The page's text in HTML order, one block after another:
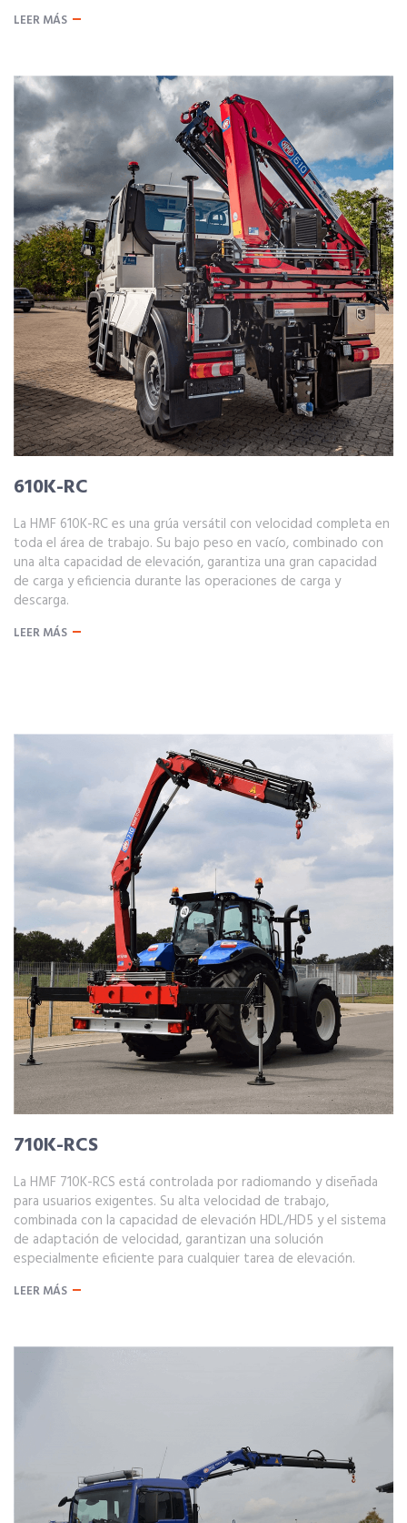
LEER MÁS
610K-RC
La HMF 610K-RC es una grúa versátil con velocidad completa en
toda el área de trabajo. Su bajo peso en vacío, combinado con
una alta capacidad de elevación, garantiza una gran capacidad
de carga y eficiencia durante las operaciones de carga y
descarga.
LEER MÁS
710K-RCS
La HMF 710K-RCS está controlada por radiomando y diseñada
para usuarios exigentes. Su alta velocidad de trabajo,
combinada con la capacidad de elevación HDL/HD5 y el sistema
de adaptación de velocidad, garantizan una solución
especialmente eficiente para cualquier tarea de elevación.
LEER MÁS